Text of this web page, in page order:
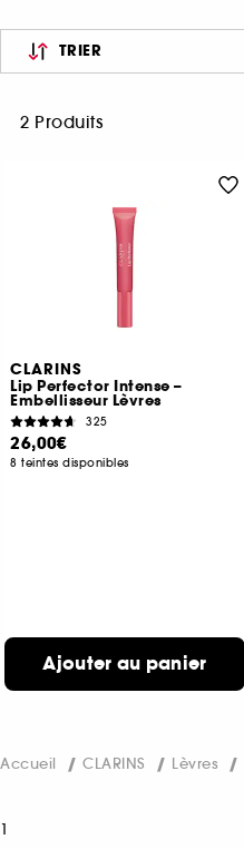
TRIER
2 Produits
CLARINS
Lip Perfector Intense –
Embellisseur Lèvres
325
26,00€
8 teintes disponibles
Ajouter au panier
Accueil CLARINS Lèvres
1